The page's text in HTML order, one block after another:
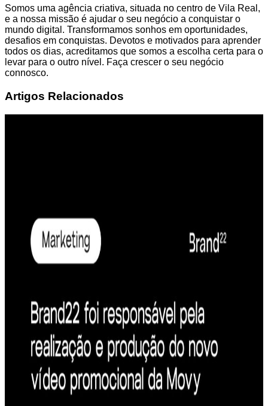
Somos uma agência criativa, situada no centro de Vila Real,
e a nossa missão é ajudar o seu negócio a conquistar o
mundo digital. Transformamos sonhos em oportunidades,
desafios em conquistas. Devotos e motivados para aprender
todos os dias, acreditamos que somos a escolha certa para o
levar para o outro nível. Faça crescer o seu negócio
connosco.